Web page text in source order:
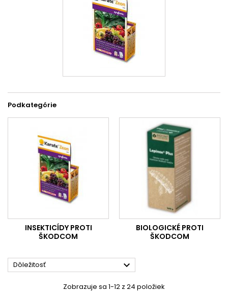
Podkategórie
INSEKTICÍDY PROTI
ŠKODCOM
BIOLOGICKÉ PROTI
ŠKODCOM
Dôležitosť 
Zobrazuje sa 1-12 z 24 položiek